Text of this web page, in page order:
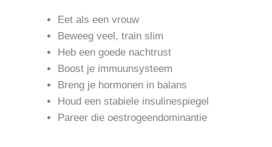
Eet als een vrouw
Beweeg veel, train slim
Heb een goede nachtrust
Boost je immuunsysteem
Breng je hormonen in balans
Houd een stabiele insulinespiegel
Pareer die oestrogeendominantie